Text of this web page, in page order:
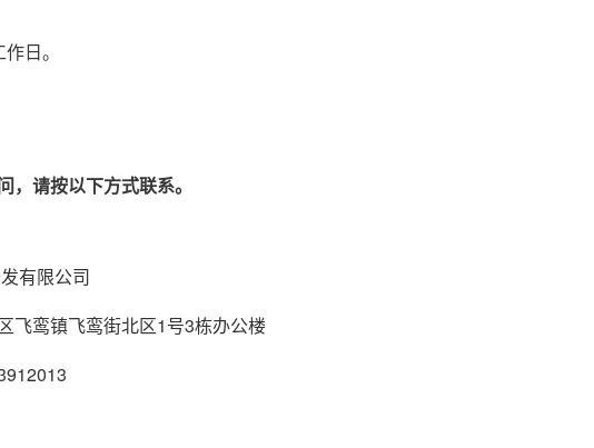
日。
，请按以下方式联系。
有限公司
飞鸾镇飞鸾街北区1号3栋办公楼